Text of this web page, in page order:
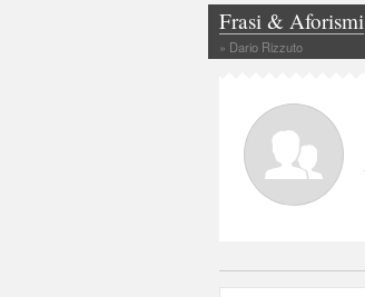
Frasi & Aforismi
» Dario Rizzuto